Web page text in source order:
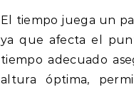
El tiempo juega un
ya que afecta el
tiempo adecuado
altura óptima,